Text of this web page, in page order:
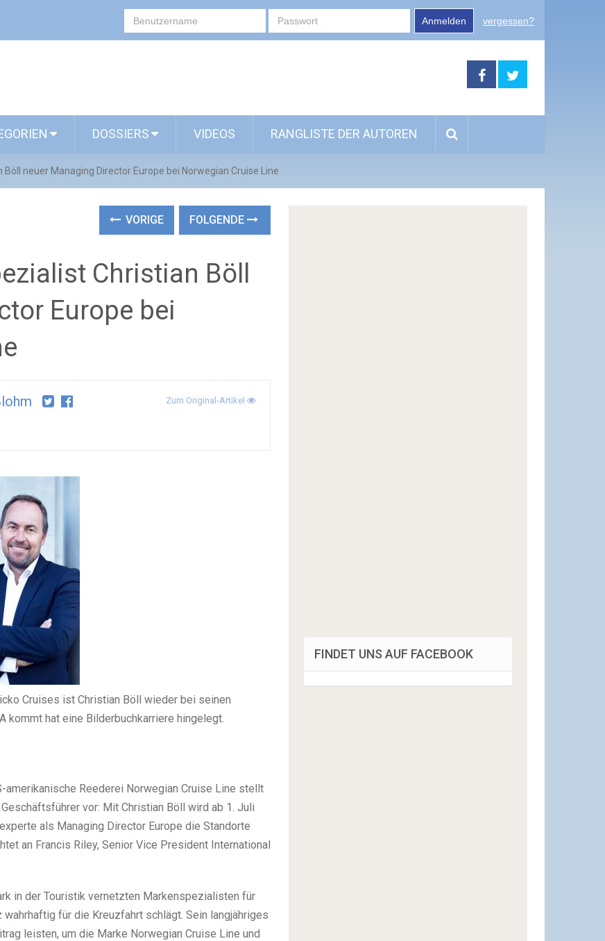
Anmelden vergessen?
DOSSIERS VIDEOS RANGLISTE DER AUTOREN
neuer Managing Director Europe bei Norwegian Cruise Line
VORIGE FOLGENDE
Christian Böll
Europe bei
Zum Original-Artikel
Cruises ist Christian Böll wieder bei seinen
kommt hat eine Bilderbuchkarriere hingelegt.
Reederei Norwegian Cruise Line stellt
vor: Mit Christian Böll wird ab 1. Juli
als Managing Director Europe die Standorte
an Francis Riley, Senior Vice President International
in der Touristik vernetzten Markenspezialisten für
für die Kreuzfahrt schlägt. Sein langjähriges
leisten, um die Marke Norwegian Cruise Line und
FINDET UNS AUF FACEBOOK